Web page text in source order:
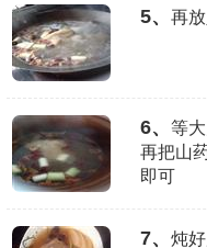
5、 再
6、
等
再把山
即可
7、 炖